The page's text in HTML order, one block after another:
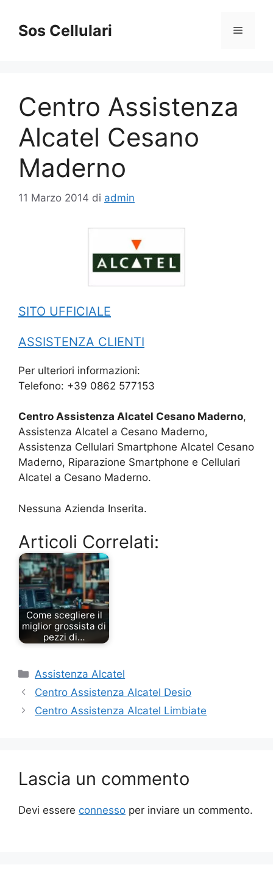
contenuto
Sos Cellulari Menu
Centro Assistenza
Alcatel Cesano
Maderno
11 Marzo 2014 di admin
SITO UFFICIALE
ASSISTENZA CLIENTI
Per ulteriori informazioni:
Telefono: +39 0862 577153
Centro Assistenza Alcatel Cesano Maderno,
Assistenza Alcatel a Cesano Maderno,
Assistenza Cellulari Smartphone Alcatel Cesano
Maderno, Riparazione Smartphone e Cellulari
Alcatel a Cesano Maderno.
Nessuna Azienda Inserita.
Articoli Correlati:
Come scegliere il
miglior grossista di
pezzi di…
Categorie
Assistenza Alcatel
Centro Assistenza Alcatel Desio
Centro Assistenza Alcatel Limbiate
Lascia un commento
Devi essere connesso per inviare un commento.